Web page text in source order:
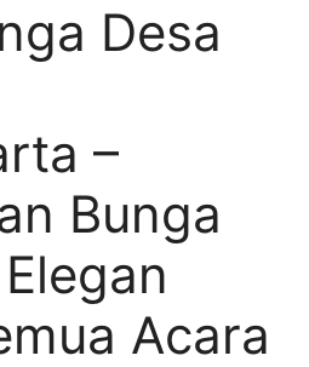
Desa
–
Bunga
Acara